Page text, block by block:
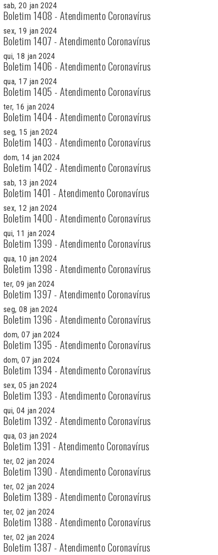
sab, 20 jan 2024
Boletim 1408 - Atendimento Coronavírus
sex, 19 jan 2024
Boletim 1407 - Atendimento Coronavírus
qui, 18 jan 2024
Boletim 1406 - Atendimento Coronavírus
qua, 17 jan 2024
Boletim 1405 - Atendimento Coronavírus
ter, 16 jan 2024
Boletim 1404 - Atendimento Coronavírus
seg, 15 jan 2024
Boletim 1403 - Atendimento Coronavírus
dom, 14 jan 2024
Boletim 1402 - Atendimento Coronavírus
sab, 13 jan 2024
Boletim 1401 - Atendimento Coronavírus
sex, 12 jan 2024
Boletim 1400 - Atendimento Coronavírus
qui, 11 jan 2024
Boletim 1399 - Atendimento Coronavírus
qua, 10 jan 2024
Boletim 1398 - Atendimento Coronavírus
ter, 09 jan 2024
Boletim 1397 - Atendimento Coronavírus
seg, 08 jan 2024
Boletim 1396 - Atendimento Coronavírus
dom, 07 jan 2024
Boletim 1395 - Atendimento Coronavírus
dom, 07 jan 2024
Boletim 1394 - Atendimento Coronavírus
sex, 05 jan 2024
Boletim 1393 - Atendimento Coronavírus
qui, 04 jan 2024
Boletim 1392 - Atendimento Coronavírus
qua, 03 jan 2024
Boletim 1391 - Atendimento Coronavírus
ter, 02 jan 2024
Boletim 1390 - Atendimento Coronavírus
ter, 02 jan 2024
Boletim 1389 - Atendimento Coronavírus
ter, 02 jan 2024
Boletim 1388 - Atendimento Coronavírus
ter, 02 jan 2024
Boletim 1387 - Atendimento Coronavírus